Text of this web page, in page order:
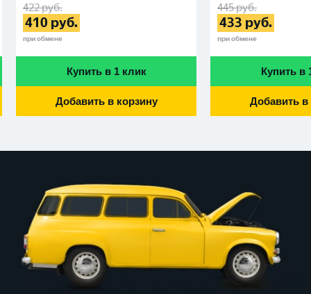
422руб.
410 руб.
при обмене
Купить в 1 клик
Добавить в корзину
445руб.
433 руб.
при обмене
Купить в
Добавить в